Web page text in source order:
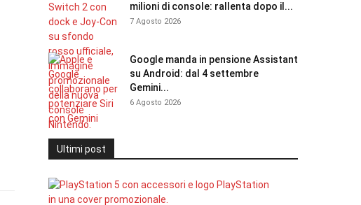
milioni di console: rallenta dopo il...
7 Agosto 2026
Google manda in pensione Assistant
su Android: dal 4 settembre
Gemini...
6 Agosto 2026
Ultimi post